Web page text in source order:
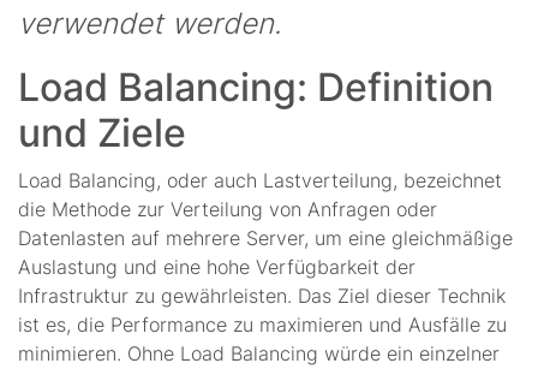
verwendet werden.
Load Balancing: Definition
und Ziele
Load Balancing, oder auch Lastverteilung, bezeichnet
die Methode zur Verteilung von Anfragen oder
Datenlasten auf mehrere Server, um eine gleichmäßige
Auslastung und eine hohe Verfügbarkeit der
Infrastruktur zu gewährleisten. Das Ziel dieser Technik
ist es, die Performance zu maximieren und Ausfälle zu
minimieren. Ohne Load Balancing würde ein einzelner